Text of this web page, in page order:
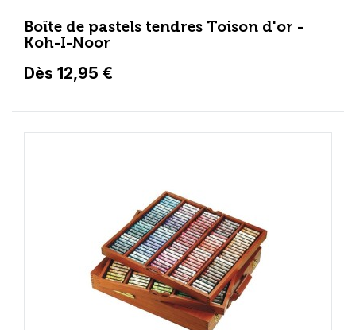
Boîte de pastels tendres Toison d'or -
Koh-I-Noor
Dès 12,95 €